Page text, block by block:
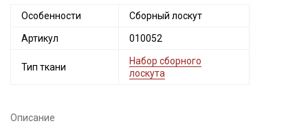
Особенности Сборный лоскут
Артикул 010052
Тип ткани
Набор сборного
лоскута
Описание
Мы публикуем здесь дополнительные
промокоды и скидки до 30% на узкие
категории тканей